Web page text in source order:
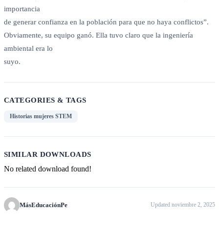
importancia
de generar confianza en la población para que no haya conflictos”.
Obviamente, su equipo ganó. Ella tuvo claro que la ingeniería
ambiental era lo
suyo.
CATEGORIES & TAGS
Historias mujeres STEM
SIMILAR DOWNLOADS
No related download found!
MásEducaciónPe Updated noviembre 2, 2025